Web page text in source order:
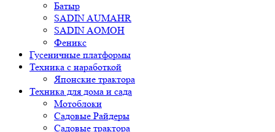
Батыр
SADIN AUMAHR
SADIN AOMOH
Феникс
Гусеничные платформы
Техника с наработкой
Японские трактора
Техника для дома и сада
Мотоблоки
Садовые Райдеры
Садовые трактора